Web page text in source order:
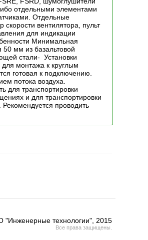
отдельными элементами
Отдельные
вентилятора, пульт
для индикации
Минимальная
мм из базальтовой
стали- Установки
монтажа к круглым
готовая к подключению.
потока воздуха.
для транспортировки
и для транспортировки
проводить
технологии", 2015
Все права защищены.